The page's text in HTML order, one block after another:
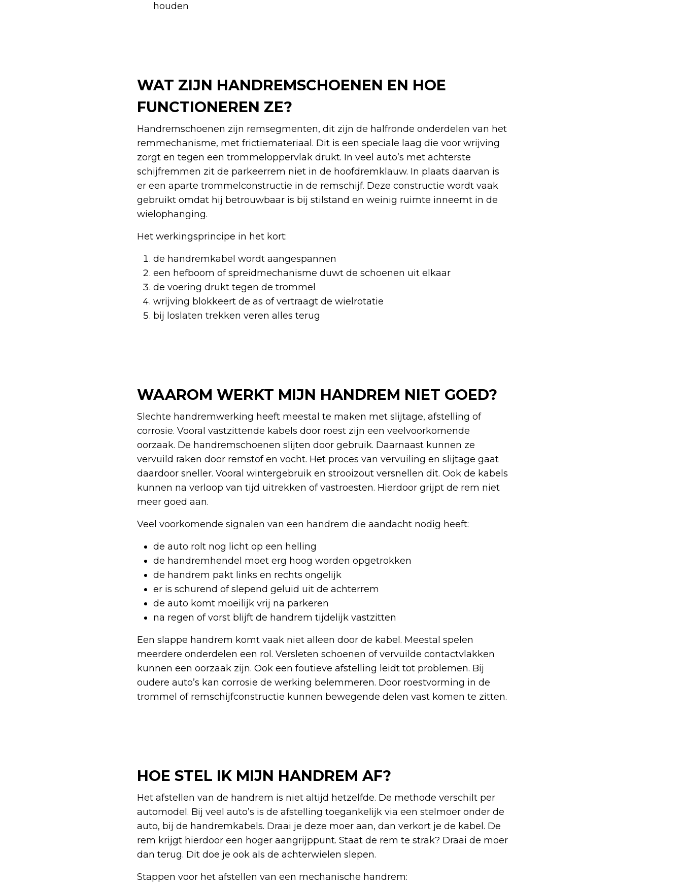
houden
WAT ZIJN HANDREMSCHOENEN EN HOE
FUNCTIONEREN ZE?
Handremschoenen zijn remsegmenten, dit zijn de halfronde onderdelen van het
remmechanisme, met frictiemateriaal. Dit is een speciale laag die voor wrijving
zorgt en tegen een trommeloppervlak drukt. In veel auto’s met achterste
schijfremmen zit de parkeerrem niet in de hoofdremklauw. In plaats daarvan is
er een aparte trommelconstructie in de remschijf. Deze constructie wordt vaak
gebruikt omdat hij betrouwbaar is bij stilstand en weinig ruimte inneemt in de
wielophanging.
Het werkingsprincipe in het kort:
de handremkabel wordt aangespannen
een hefboom of spreidmechanisme duwt de schoenen uit elkaar
de voering drukt tegen de trommel
wrijving blokkeert de as of vertraagt de wielrotatie
bij loslaten trekken veren alles terug
WAAROM WERKT MIJN HANDREM NIET GOED?
Slechte handremwerking heeft meestal te maken met slijtage, afstelling of
corrosie. Vooral vastzittende kabels door roest zijn een veelvoorkomende
oorzaak. De handremschoenen slijten door gebruik. Daarnaast kunnen ze
vervuild raken door remstof en vocht. Het proces van vervuiling en slijtage gaat
daardoor sneller. Vooral wintergebruik en strooizout versnellen dit. Ook de kabels
kunnen na verloop van tijd uitrekken of vastroesten. Hierdoor grijpt de rem niet
meer goed aan.
Veel voorkomende signalen van een handrem die aandacht nodig heeft:
de auto rolt nog licht op een helling
de handremhendel moet erg hoog worden opgetrokken
de handrem pakt links en rechts ongelijk
er is schurend of slepend geluid uit de achterrem
de auto komt moeilijk vrij na parkeren
na regen of vorst blijft de handrem tijdelijk vastzitten
Een slappe handrem komt vaak niet alleen door de kabel. Meestal spelen
meerdere onderdelen een rol. Versleten schoenen of vervuilde contactvlakken
kunnen een oorzaak zijn. Ook een foutieve afstelling leidt tot problemen. Bij
oudere auto’s kan corrosie de werking belemmeren. Door roestvorming in de
trommel of remschijfconstructie kunnen bewegende delen vast komen te zitten.
HOE STEL IK MIJN HANDREM AF?
Het afstellen van de handrem is niet altijd hetzelfde. De methode verschilt per
automodel. Bij veel auto’s is de afstelling toegankelijk via een stelmoer onder de
auto, bij de handremkabels. Draai je deze moer aan, dan verkort je de kabel. De
rem krijgt hierdoor een hoger aangrijppunt. Staat de rem te strak? Draai de moer
dan terug. Dit doe je ook als de achterwielen slepen.
Stappen voor het afstellen van een mechanische handrem: